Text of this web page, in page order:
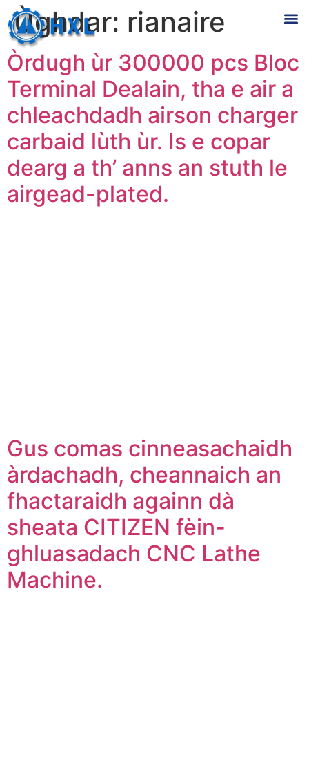
Ùghdar: rianaire
Òrdugh ùr 300000 pcs Bloc
Terminal Dealain, tha e air a
chleachdadh airson charger
carbaid lùth ùr. Is e copar
dearg a th’ anns an stuth le
airgead-plated.
Gus comas cinneasachaidh
àrdachadh, cheannaich an
fhactaraidh againn dà
sheata CITIZEN fèin-
ghluasadach CNC Lathe
Machine.